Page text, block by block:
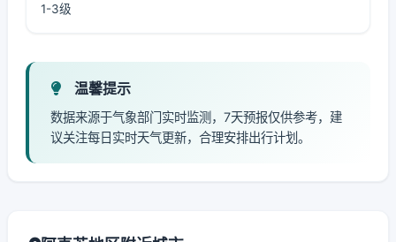
1-3级
温馨提示
数据来源于气象部门实时监测，7天预报仅供参考，建
议关注每日实时天气更新，合理安排出行计划。